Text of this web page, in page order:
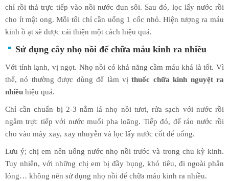
chỉ rồi thả trực tiếp vào nồi nước đun sôi. Sau đó, lọc lấy nước rồi
cho ít mật ong. Mỗi tối chỉ cần uống 1 cốc nhỏ. Hiện tượng ra máu
kinh ồ ạt sẽ được cải thiện một cách hiệu quả.
Sử dụng cây nhọ nồi để chữa máu kinh ra nhiều
Với tính lạnh, vị ngọt. Nhọ nồi có khả năng cầm máu khá là tốt. Vì
thế, nó thường được dùng để làm vịthuốc chữa kinh nguyệt ra
nhiều hiệu quả.
Chỉ cần chuẩn bị 2-3 nắm lá nhọ nồi tươi, rửa sạch với nước rồi
ngâm trực tiếp với nước muối pha loãng. Tiếp đó, để ráo nước rồi
cho vào máy xay, xay nhuyễn và lọc lấy nước cốt để uống.
Lưu ý; chị em nên uống nước nhọ nồi trước và trong chu kỳ kinh.
Tuy nhiên, với những chị em bị đầy bụng, khó tiêu, đi ngoài phân
lỏng… không nên sử dụng nhọ nồi để chữa máu kinh ra nhiều.